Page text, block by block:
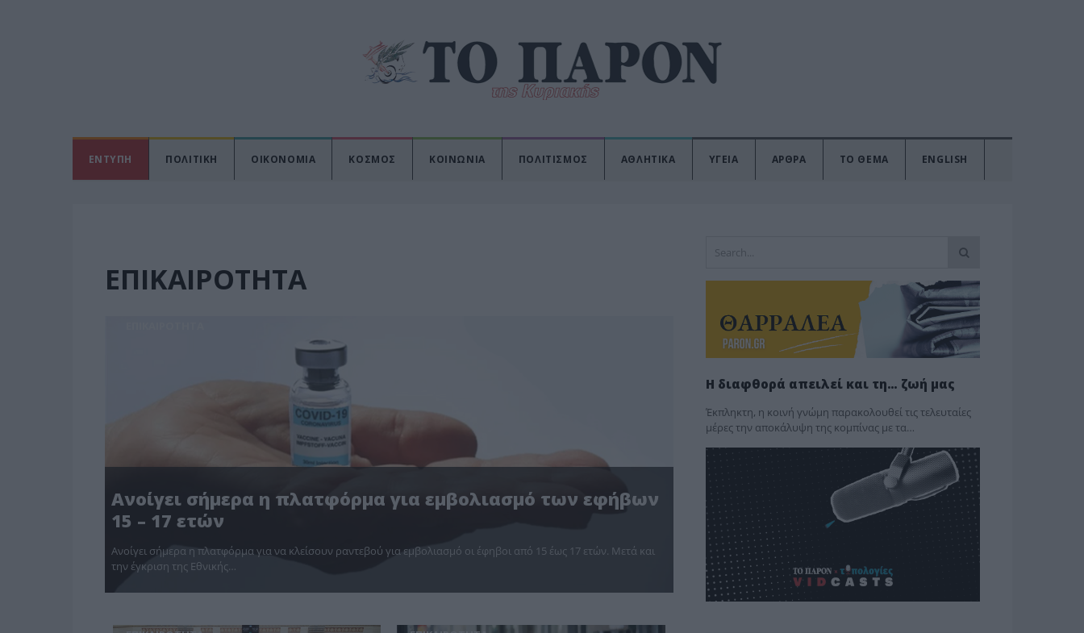
ΕΝΤΥΠΗ ΠΟΛΙΤΙΚΗ ΟΙΚΟΝΟΜΙΑ ΚΟΣΜΟΣ ΚΟΙΝΩΝΙΑ ΠΟΛΙΤΙΣΜΟΣ ΑΘΛΗΤΙΚΑ ΥΓΕΙΑ ΑΡΘΡΑ ΤΟ ΘΕΜΑ ENGLISH
ΕΠΙΚΑΙΡΟΤΗΤΑ
Ανοίγει σήμερα η πλατφόρμα για εμβολιασμό των εφήβων
15 – 17 ετών
Ανοίγει σήμερα η πλατφόρμα για να κλείσουν ραντεβού για εμβολιασμό οι έφηβοι από 15 έως 17 ετών. Μετά και
την έγκριση της Εθνικής…
Η διαφθορά απειλεί και τη… ζωή μας
Έκπληκτη, η κοινή γνώμη παρακολουθεί τις τελευταίες
μέρες την αποκάλυψη της κο­μπίνας με τα…